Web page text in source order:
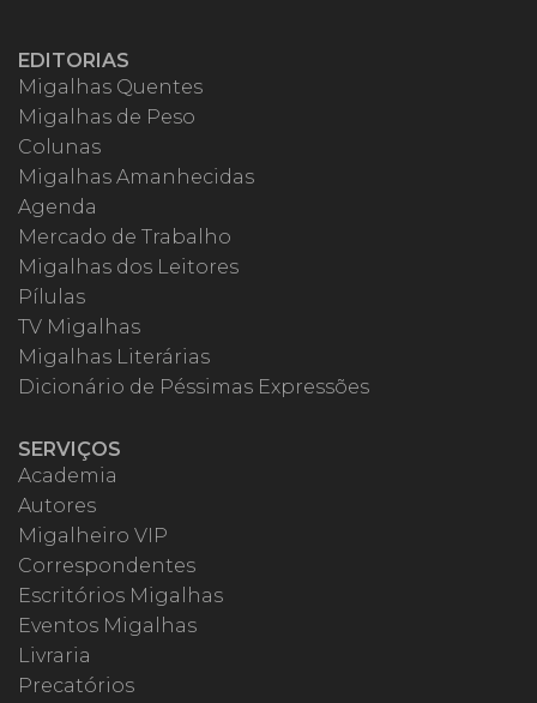
EDITORIAS
Migalhas Quentes
Migalhas de Peso
Colunas
Migalhas Amanhecidas
Agenda
Mercado de Trabalho
Migalhas dos Leitores
Pílulas
TV Migalhas
Migalhas Literárias
Dicionário de Péssimas Expressões
SERVIÇOS
Academia
Autores
Migalheiro VIP
Correspondentes
Escritórios Migalhas
Eventos Migalhas
Livraria
Precatórios